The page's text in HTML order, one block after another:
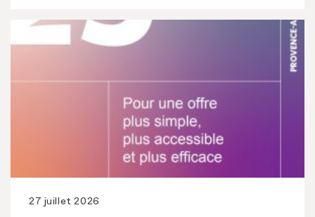
27 juillet 2026